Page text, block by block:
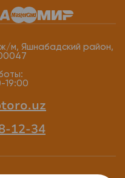
м, Яшнабадский район,
19:00
12-34